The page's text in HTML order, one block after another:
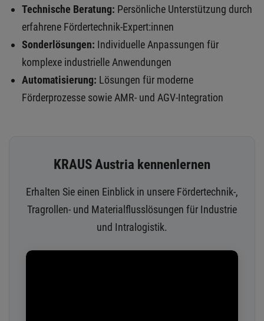
Technische Beratung: Persönliche Unterstützung durch
erfahrene Fördertechnik-Expert:innen
Sonderlösungen: Individuelle Anpassungen für
komplexe industrielle Anwendungen
Automatisierung: Lösungen für moderne
Förderprozesse sowie AMR- und AGV-Integration
KRAUS Austria kennenlernen
Erhalten Sie einen Einblick in unsere Fördertechnik-,
Tragrollen- und Materialflusslösungen für Industrie
und Intralogistik.